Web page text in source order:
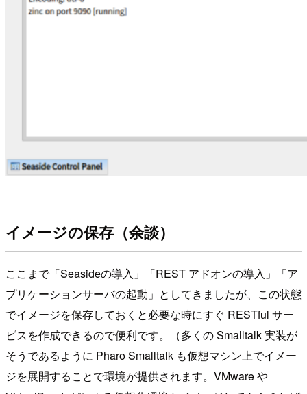
イメージの保存（余談）
ここまで「Seasideの導入」「REST アドオンの導入」「ア
プリケーションサーバの起動」としてきましたが、この状態
でイメージを保存しておくと必要な時にすぐ RESTful サー
ビスを作成できるので便利です。（多くの Smalltalk 実装が
そうであるように Pharo Smalltalk も仮想マシン上でイメー
ジを展開することで環境が提供されます。VMware や